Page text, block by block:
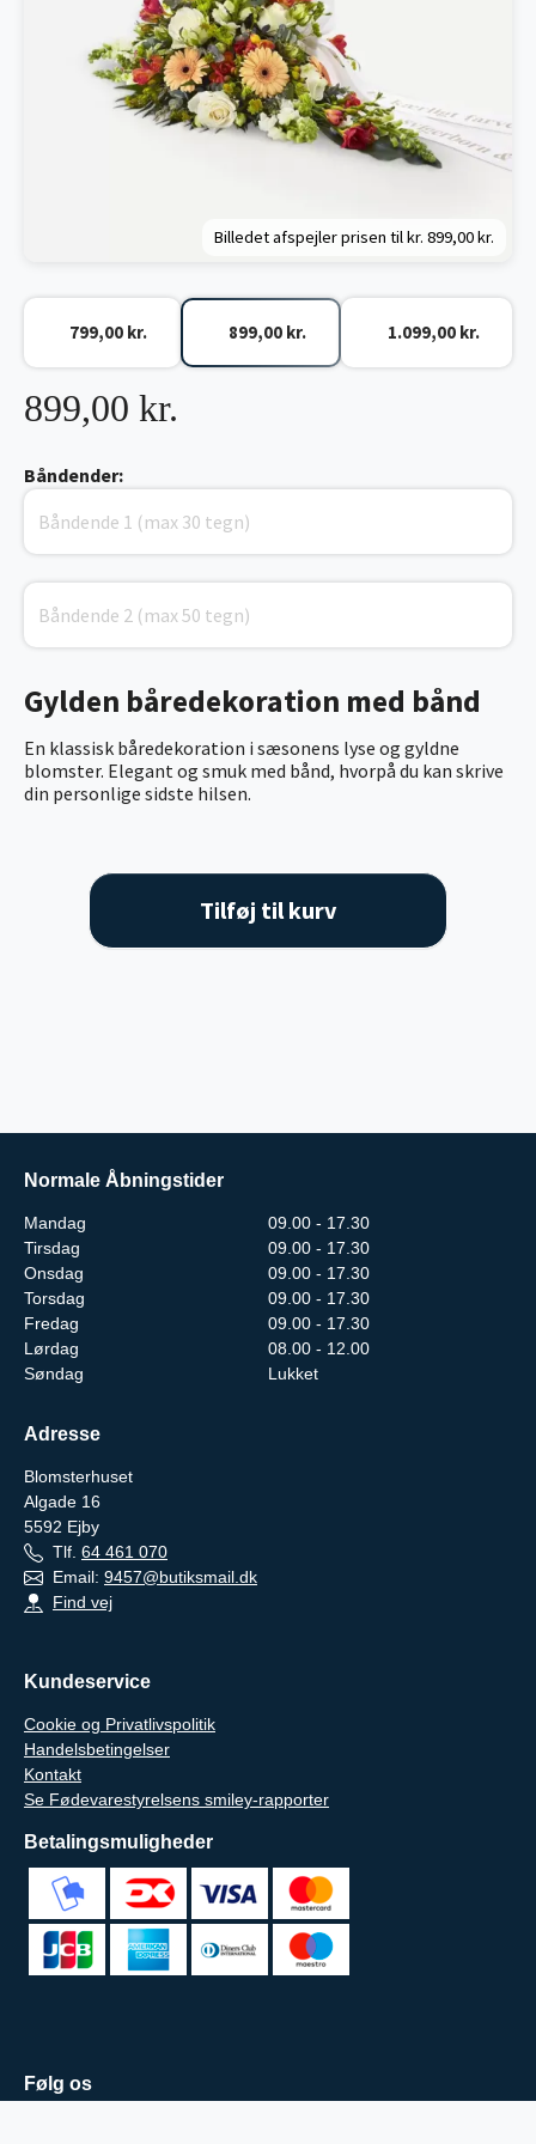
Billedet afspejler prisen til kr. 899,00 kr.
Gylden båredekoration med bånd
En klassisk båredekoration i sæsonens lyse og gyldne
blomster. Elegant og smuk med bånd, hvorpå du kan skrive
din personlige sidste hilsen.
899,00 kr.
799,00 kr. 899,00 kr. 1.099,00 kr.
Båndender:
Tilføj til kurv
Normale Åbningstider
Mandag
09.00 - 17.30
Tirsdag
09.00 - 17.30
Onsdag
09.00 - 17.30
Torsdag
09.00 - 17.30
Fredag
09.00 - 17.30
Lørdag
08.00 - 12.00
Søndag
Lukket
Adresse
Blomsterhuset
Algade 16
5592 Ejby
Tlf. 64 461 070
Email: 9457@butiksmail.dk
Find vej
Kundeservice
Cookie og Privatlivspolitik
Handelsbetingelser
Kontakt
Se Fødevarestyrelsens smiley-rapporter
Betalingsmuligheder
Følg os